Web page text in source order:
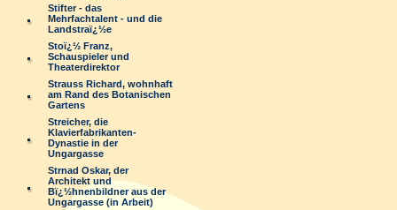
Stifter - das
Mehrfachtalent - und die
Landstraï¿½e
Stoï¿½ Franz,
Schauspieler und
Theaterdirektor
Strauss Richard, wohnhaft
am Rand des Botanischen
Gartens
Streicher, die
Klavierfabrikanten-
Dynastie in der
Ungargasse
Strnad Oskar, der
Architekt und
Bï¿½hnenbildner aus der
Ungargasse (in Arbeit)